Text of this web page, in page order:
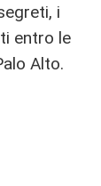
i
entro le
Alto.